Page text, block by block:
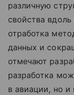
различную
свойства
отработка
данных и
отмечают
разработка
в авиации, но и